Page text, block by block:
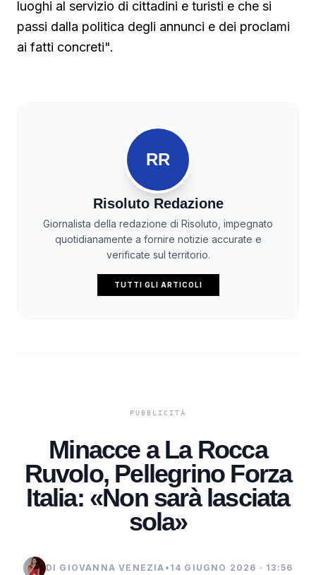
luoghi al servizio di cittadini e turisti e che si
passi dalla politica degli annunci e dei proclami
ai fatti concreti".
RR
Risoluto Redazione
Giornalista della redazione di Risoluto, impegnato
quotidianamente a fornire notizie accurate e
verificate sul territorio.
TUTTI GLI ARTICOLI
Minacce a La Rocca
Ruvolo, Pellegrino Forza
Italia: «Non sarà lasciata
sola»
DI GIOVANNA VENEZIA • 14 GIUGNO 2026 · 13:56